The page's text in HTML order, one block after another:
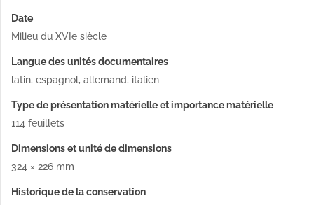
Date
Milieu du XVIe siècle
Langue des unités documentaires
latin, espagnol, allemand, italien
Type de présentation matérielle et importance matérielle
114 feuillets
Dimensions et unité de dimensions
324 × 226 mm
Historique de la conservation